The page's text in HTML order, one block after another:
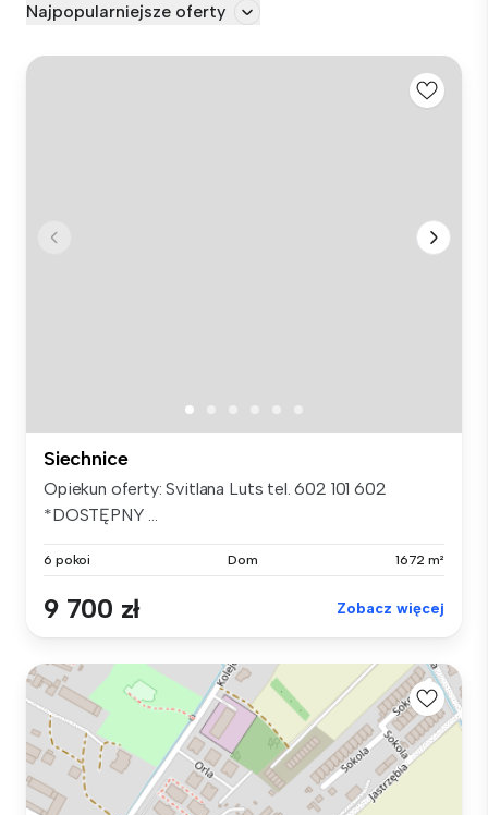
Najpopularniejsze oferty
Siechnice
Opiekun oferty: Svitlana Luts tel. 602 101 602
*DOSTĘPNY ...
6 pokoi Dom 1672 m²
9 700 zł Zobacz więcej